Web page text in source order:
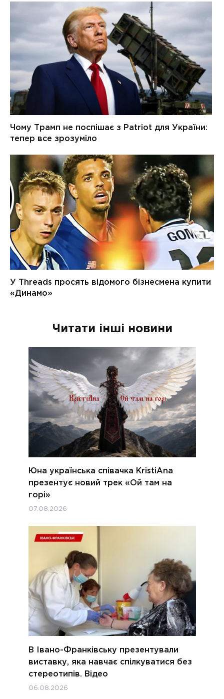
Читати інші новини
Юна українська співачка KristiAna
презентує новий трек «Ой там на
горі»
07.08.2026
В Івано-Франківську презентували
виставку, яка навчає спілкуватися без
стереотипів. Відео
06.08.2026